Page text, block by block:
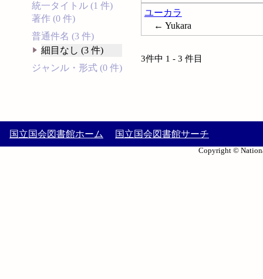
統一タイトル (1 件)
著作 (0 件)
普通件名 (3 件)
細目なし (3 件)
ジャンル・形式 (0 件)
ユーカラ
← Yukara
3件中 1 - 3 件目
国立国会図書館ホーム 国立国会図書館サーチ
Copyright ©